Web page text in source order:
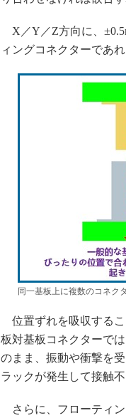
X／Y／Z方向に、
ィングコネクターであ
同一基板上に複数のコネク
位置ずれを吸収するこ
板対基板コネクターで
のまま、振動や衝撃を
ラックが発生して接触
さらに、フローティン